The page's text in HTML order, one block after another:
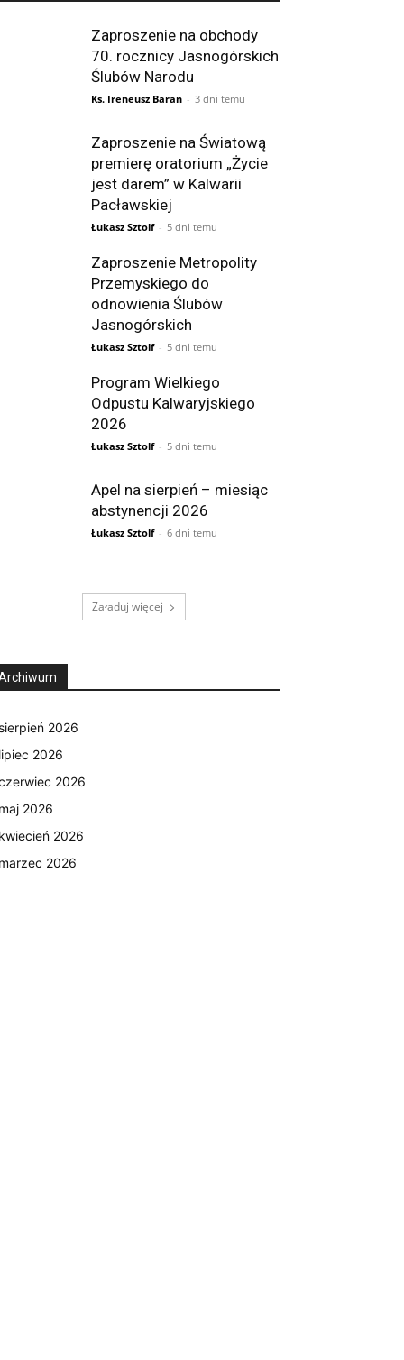
Zaproszenie na obchody
70. rocznicy Jasnogórskich
Ślubów Narodu
Ks. Ireneusz Baran - 3 dni temu
Zaproszenie na Światową
premierę oratorium „Życie
jest darem” w Kalwarii
Pacławskiej
Łukasz Sztolf - 5 dni temu
Zaproszenie Metropolity
Przemyskiego do
odnowienia Ślubów
Jasnogórskich
Łukasz Sztolf - 5 dni temu
Program Wielkiego
Odpustu Kalwaryjskiego
2026
Łukasz Sztolf - 5 dni temu
Apel na sierpień – miesiąc
abstynencji 2026
Łukasz Sztolf - 6 dni temu
Załaduj więcej
sierpień 2026
lipiec 2026
2026
maj 2026
kwiecień 2026
marzec 2026